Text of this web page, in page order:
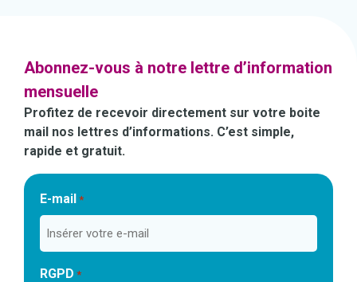
Abonnez-vous à notre lettre d’information
mensuelle
Profitez de recevoir directement sur votre boite
mail nos lettres d’informations. C’est simple,
rapide et gratuit.
E-mail *
RGPD *